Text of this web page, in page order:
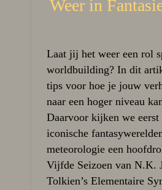
Weer in
Laat jij het weer een rol
worldbuilding? In dit
tips voor hoe je jouw
naar een hoger niveau
Daarvoor kijken we eerst
iconische
meteorologie een
Vijfde Seizoen van N.K.
Tolkien’s Elementaire